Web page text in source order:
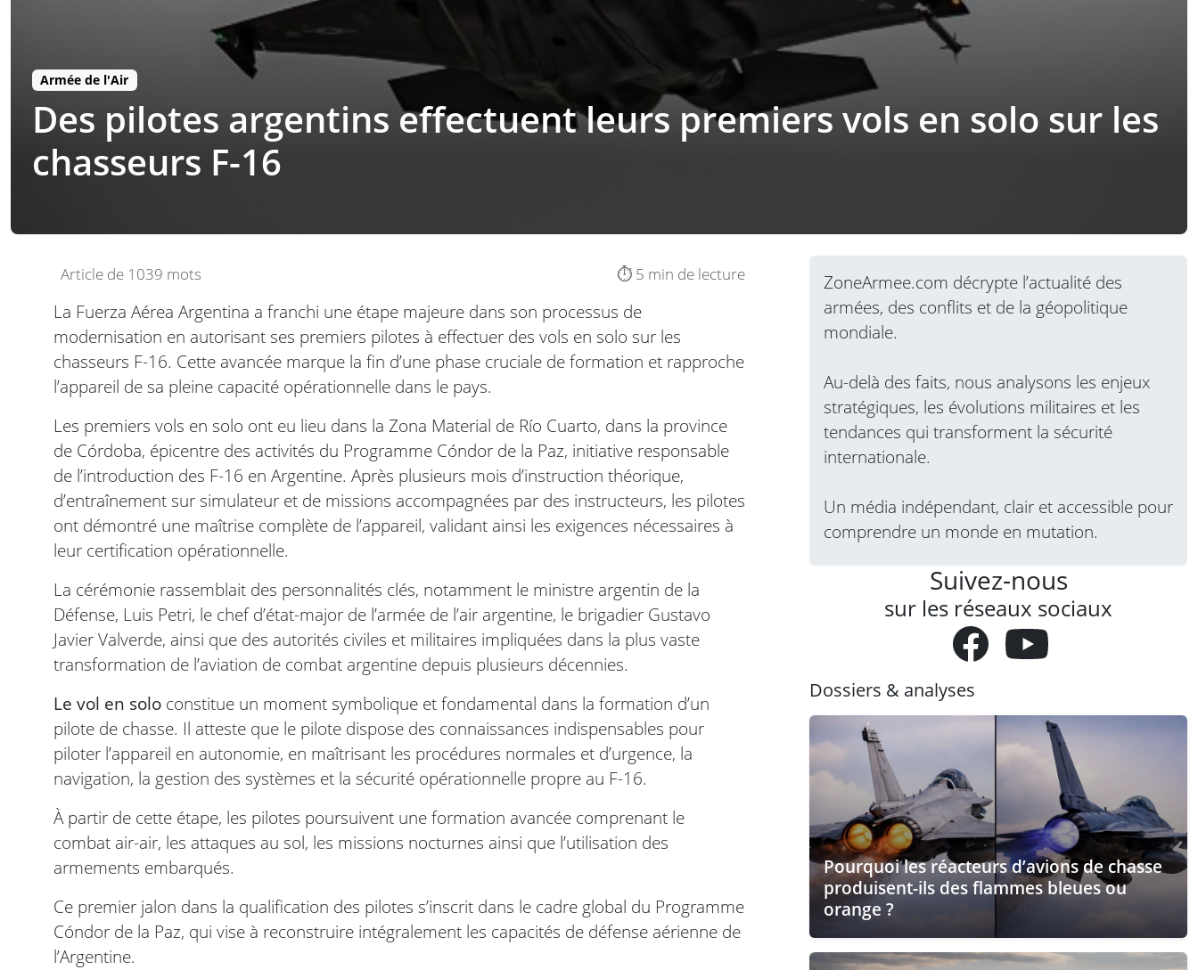
Armée de l'Air
Des pilotes argentins effectuent leurs premiers vols en solo sur les
chasseurs F-16
Article de 1039 mots ⏱️ 5 min de lecture
La Fuerza Aérea Argentina a franchi une étape majeure dans son processus de
modernisation en autorisant ses premiers pilotes à effectuer des vols en solo sur les
chasseurs F-16. Cette avancée marque la fin d’une phase cruciale de formation et rapproche
l’appareil de sa pleine capacité opérationnelle dans le pays.
Les premiers vols en solo ont eu lieu dans la Zona Material de Río Cuarto, dans la province
de Córdoba, épicentre des activités du Programme Cóndor de la Paz, initiative responsable
de l’introduction des F-16 en Argentine. Après plusieurs mois d’instruction théorique,
d’entraînement sur simulateur et de missions accompagnées par des instructeurs, les pilotes
ont démontré une maîtrise complète de l’appareil, validant ainsi les exigences nécessaires à
leur certification opérationnelle.
La cérémonie rassemblait des personnalités clés, notamment le ministre argentin de la
Défense, Luis Petri, le chef d’état-major de l’armée de l’air argentine, le brigadier Gustavo
Javier Valverde, ainsi que des autorités civiles et militaires impliquées dans la plus vaste
transformation de l’aviation de combat argentine depuis plusieurs décennies.
Le vol en solo constitue un moment symbolique et fondamental dans la formation d’un
pilote de chasse. Il atteste que le pilote dispose des connaissances indispensables pour
piloter l’appareil en autonomie, en maîtrisant les procédures normales et d’urgence, la
navigation, la gestion des systèmes et la sécurité opérationnelle propre au F-16.
À partir de cette étape, les pilotes poursuivent une formation avancée comprenant le
combat air-air, les attaques au sol, les missions nocturnes ainsi que l’utilisation des
armements embarqués.
Ce premier jalon dans la qualification des pilotes s’inscrit dans le cadre global du Programme
Cóndor de la Paz, qui vise à reconstruire intégralement les capacités de défense aérienne de
l’Argentine.
ZoneArmee.com décrypte l’actualité des
armées, des conflits et de la géopolitique
mondiale.
Au-delà des faits, nous analysons les enjeux
stratégiques, les évolutions militaires et les
tendances qui transforment la sécurité
internationale.
Un média indépendant, clair et accessible pour
comprendre un monde en mutation.
Suivez-nous
sur les réseaux sociaux
Dossiers & analyses
Pourquoi les réacteurs d’avions de chasse
produisent-ils des flammes bleues ou
orange ?